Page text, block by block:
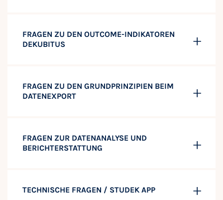
FRAGEN ZU DEN OUTCOME-INDIKATOREN
DEKUBITUS
FRAGEN ZU DEN GRUNDPRINZIPIEN BEIM
DATENEXPORT
FRAGEN ZUR DATENANALYSE UND
BERICHTERSTATTUNG
TECHNISCHE FRAGEN / STUDEK APP